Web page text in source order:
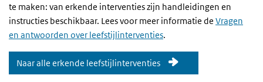
te maken: van erkende interventies zijn handleidingen en
instructies beschikbaar. Lees voor meer informatie de Vragen
en antwoorden over leefstijlinterventies.
Naar alle erkende leefstijlinterventies